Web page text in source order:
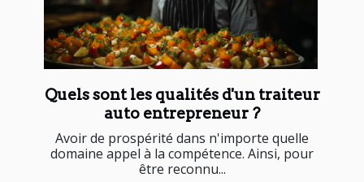
Quels sont les qualités d'un traiteur
auto entrepreneur ?
Avoir de prospérité dans n'importe quelle
domaine appel à la compétence. Ainsi, pour
être reconnu...